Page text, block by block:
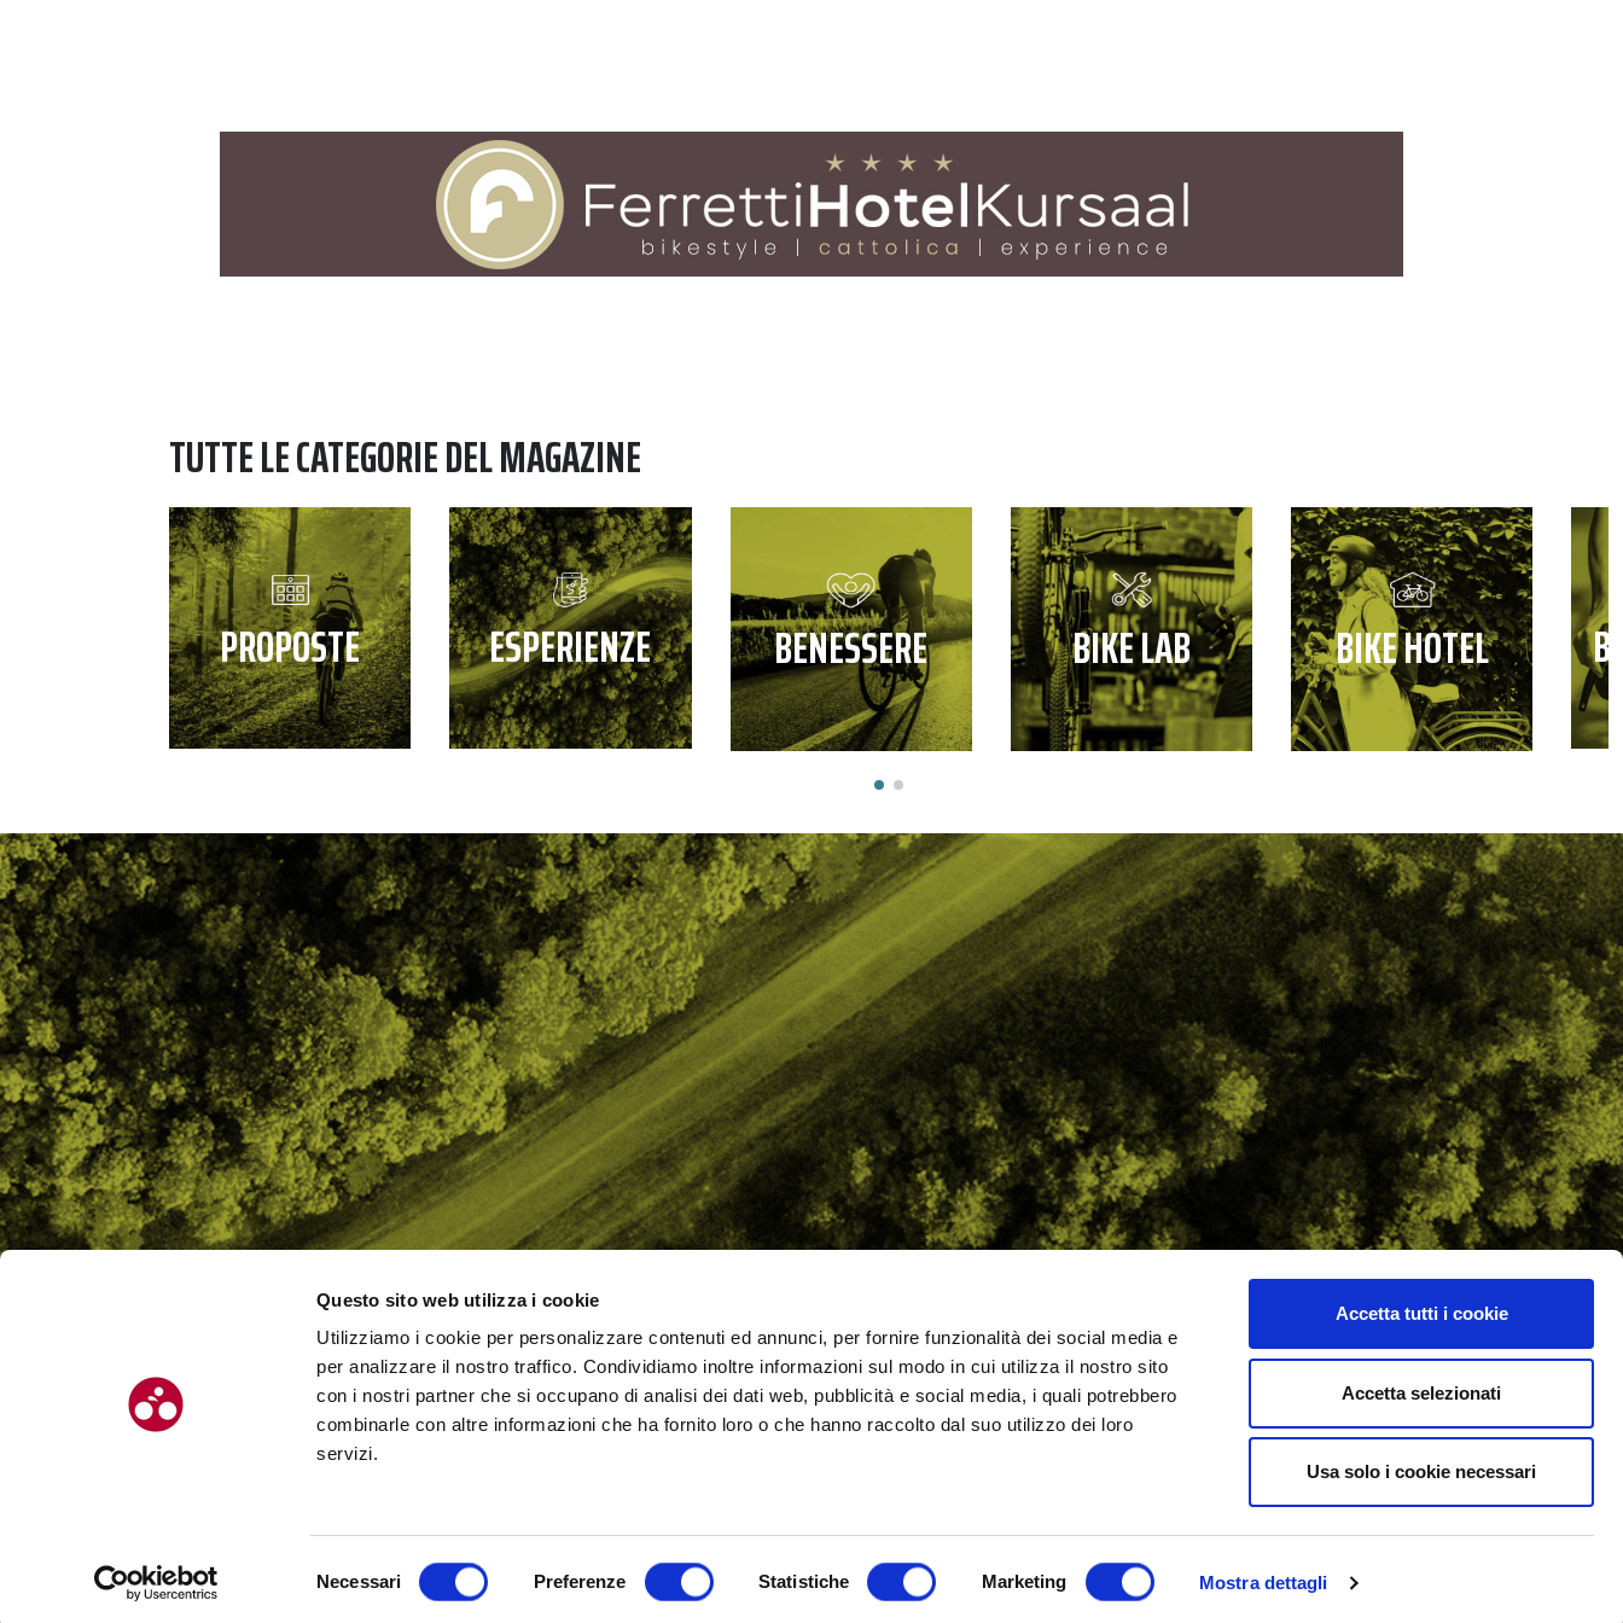
Questo sito web utilizza i cookie
Utilizziamo i cookie per personalizzare contenuti ed annunci, per fornire funzionalità dei social media e
per analizzare il nostro traffico. Condividiamo inoltre informazioni sul modo in cui utilizza il nostro sito
con i nostri partner che si occupano di analisi dei dati web, pubblicità e social media, i quali potrebbero
combinarle con altre informazioni che ha fornito loro o che hanno raccolto dal suo utilizzo dei loro
servizi.
Necessari Preferenze Statistiche Marketing Mostra dettagli
Accetta tutti i cookie
Accetta selezionati
Usa solo i cookie necessari
TUTTE LE CATEGORIE DEL MAGAZINE
PROPOSTE ESPERIENZE BENESSERE BIKE LAB BIKE HOTEL
CHI SIAMO
CONTATTI
STRADA
GRAVEL
URBAN
PROPOSTE
ESPERIENZE
BENESSERE
BIKE LAB
BIKE HOTEL
BIKE ECONOMY
Chilometro 162 srl
bici.PRO
© Chilometro 162 srl – P.I. 04522410408 – Via Soardi 5, 47921 – Rimini (RN)
Realizzato da SUNTIMES
Cookie Policy Privacy Policy